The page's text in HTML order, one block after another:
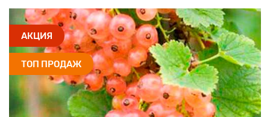
АКЦИЯ
ТОП ПРОДАЖ